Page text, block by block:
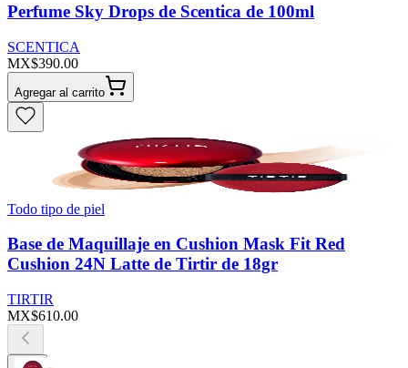
Perfume Sky Drops de Scentica de 100ml
SCENTICA
MX$390.00
Agregar al carrito
Todo tipo de piel
Base de Maquillaje en Cushion Mask Fit Red
Cushion 24N Latte de Tirtir de 18gr
TIRTIR
MX$610.00